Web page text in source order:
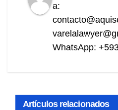
a:
WhatsApp:
Artículos relacionados